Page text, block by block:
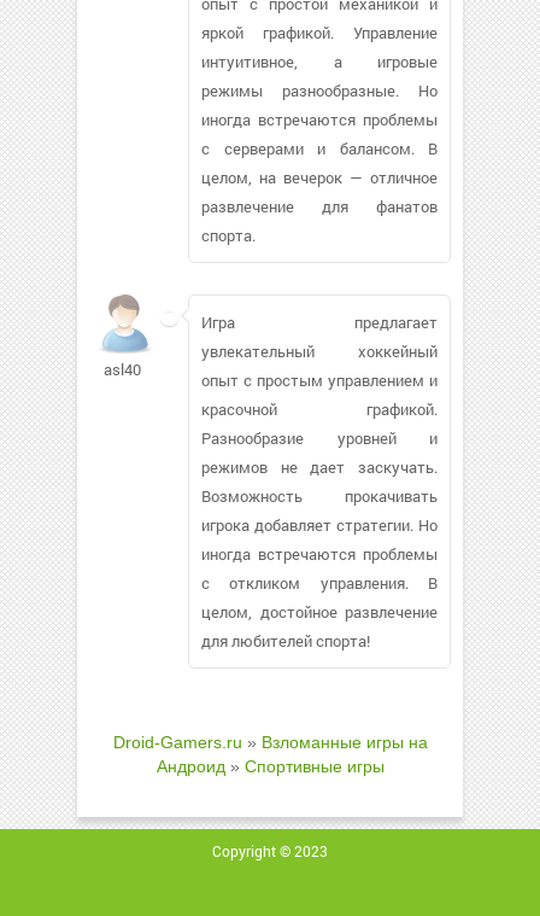
яркой графикой. Управление
интуитивное, а игровые
режимы разнообразные. Но
иногда встречаются проблемы
с серверами и балансом. В
целом, на вечерок — отличное
развлечение для фанатов
спорта.
asl40
Игра предлагает
увлекательный хоккейный
опыт с простым управлением и
красочной графикой.
Разнообразие уровней и
режимов не дает заскучать.
Возможность прокачивать
игрока добавляет стратегии. Но
иногда встречаются проблемы
с откликом управления. В
целом, достойное развлечение
для любителей спорта!
Droid-Gamers.ru » Взломанные игры на
Андроид » Спортивные игры
Copyright © 2023